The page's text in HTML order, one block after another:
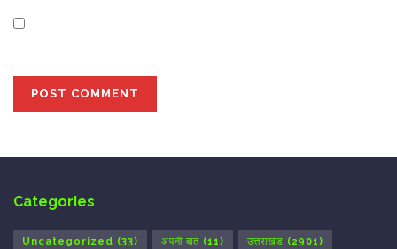
Categories
Uncategorized (33) अपनी बात (11) उत्तराखंड (2901)